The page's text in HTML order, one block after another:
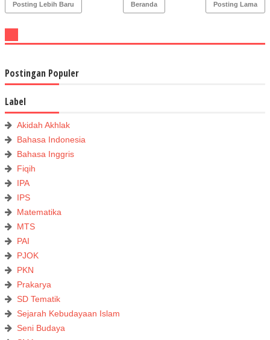
Posting Lebih Baru Posting Lama
Beranda
Postingan Populer
Label
Akidah Akhlak
Bahasa Indonesia
Bahasa Inggris
Fiqih
IPA
IPS
Matematika
MTS
PAI
PJOK
PKN
Prakarya
SD Tematik
Sejarah Kebudayaan Islam
Seni Budaya